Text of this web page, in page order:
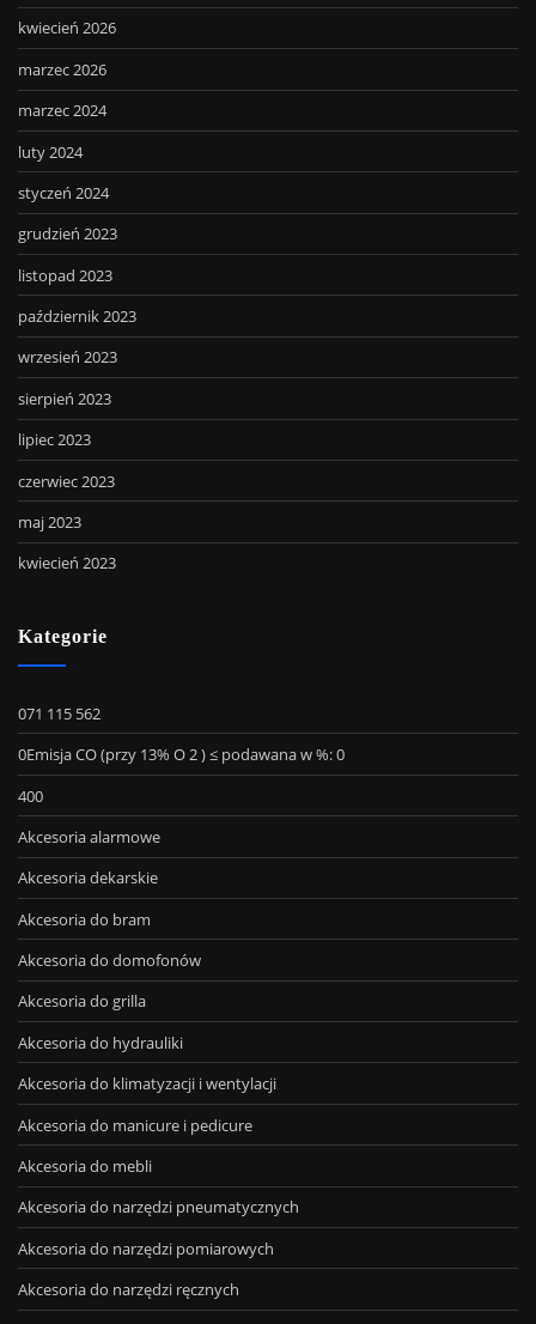
kwiecień 2026
marzec 2026
marzec 2024
luty 2024
styczeń 2024
grudzień 2023
listopad 2023
październik 2023
wrzesień 2023
sierpień 2023
lipiec 2023
czerwiec 2023
maj 2023
kwiecień 2023
Kategorie
071 115 562
0Emisja CO (przy 13% O 2 ) ≤ podawana w %: 0
400
Akcesoria alarmowe
Akcesoria dekarskie
Akcesoria do bram
Akcesoria do domofonów
Akcesoria do grilla
Akcesoria do hydrauliki
Akcesoria do klimatyzacji i wentylacji
Akcesoria do manicure i pedicure
Akcesoria do mebli
Akcesoria do narzędzi pneumatycznych
Akcesoria do narzędzi pomiarowych
Akcesoria do narzędzi ręcznych